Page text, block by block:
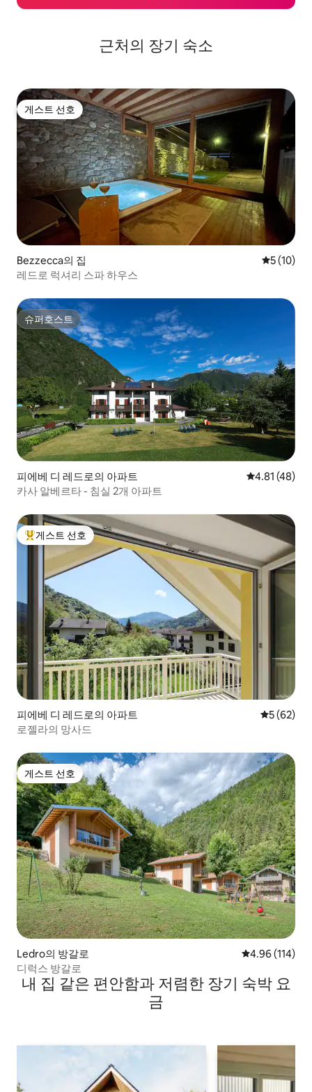
근처의 장기 숙소
게스트 선호
게스트 선호
Bezzecca의 집 평점 5점
5 (10)
레드로 럭셔리 스파 하우스
슈퍼호스트
슈퍼호스트
피에베 디 레드로의 아파트 평점 4.81점
4.81 (48)
카사 알베르타 - 침실 2개 아파트
상위 게스트 선호
게스트 선호
피에베 디 레드로의 아파트 평점 5점(5
5 (62)
로젤라의 망사드
게스트 선호
게스트 선호
Ledro의 방갈로 평점 4.96점(5
4.96 (114)
디럭스 방갈로
내 집 같은 편안함과 저렴한 장기 숙박 요
금